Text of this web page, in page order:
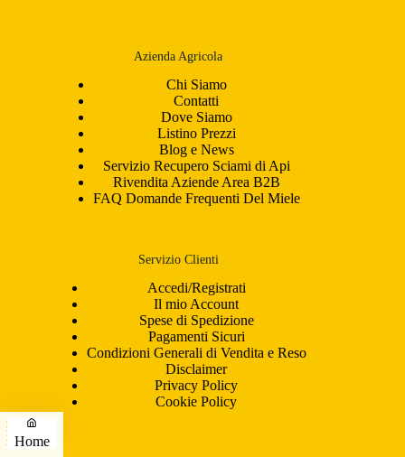
Azienda Agricola
Chi Siamo
Contatti
Dove Siamo
Listino Prezzi
Blog e News
Servizio Recupero Sciami di Api
Rivendita Aziende Area B2B
FAQ Domande Frequenti Del Miele
Servizio Clienti
Accedi/Registrati
Il mio Account
Spese di Spedizione
Pagamenti Sicuri
Condizioni Generali di Vendita e Reso
Disclaimer
Privacy Policy
Cookie Policy
Home